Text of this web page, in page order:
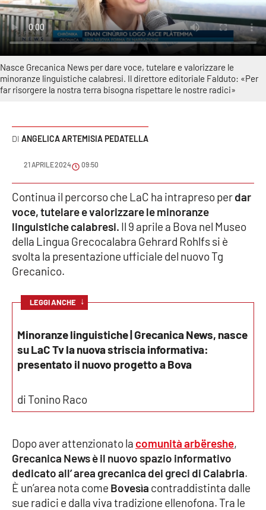
Sanità
Sport
Cultura
Meteo
Editoriali
VIDEO
Ambiente
Cronaca
Politica
Società
Sport
RUBRICHE
Nasce Grecanica News per dare voce, tutelare e valorizzare le
minoranze linguistiche calabresi. Il direttore editoriale Falduto: «Per
far risorgere la nostra terra bisogna rispettare le nostre radici»
ANGELICA ARTEMISIA PEDATELLA
21 APRILE 2024 09:50
Continua il percorso che LaC ha intrapreso perdar
voce, tutelare e valorizzare le minoranze
linguistiche calabresi. Il 9 aprile a Bova nel Museo
della Lingua Grecocalabra Gehrard Rohlfs si è
svolta la presentazione ufficiale del nuovo Tg
Grecanico.
LEGGI ANCHE ↓
Minoranze linguistiche | Grecanica News, nasce
su LaC Tv la nuova striscia informativa:
presentato il nuovo progetto a Bova
di Tonino Raco
Dopo aver attenzionato la comunità arbëreshe,
Grecanica News è il nuovo spazio informativo
dedicato all’ area grecanica dei greci di Calabria.
È un’area nota come Bovesìa contraddistinta dalle
sue radici e dalla viva tradizione ellenofona. Tra le